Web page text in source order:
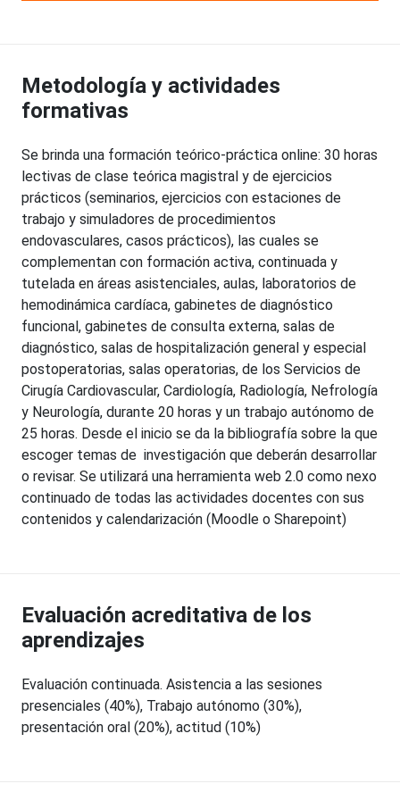
Metodología y actividades
formativas
Se brinda una formación teórico-práctica online: 30 horas
lectivas de clase teórica magistral y de ejercicios
prácticos (seminarios, ejercicios con estaciones de
trabajo y simuladores de procedimientos
endovasculares, casos prácticos), las cuales se
complementan con formación activa, continuada y
tutelada en áreas asistenciales, aulas, laboratorios de
hemodinámica cardíaca, gabinetes de diagnóstico
funcional, gabinetes de consulta externa, salas de
diagnóstico, salas de hospitalización general y especial
postoperatorias, salas operatorias, de los Servicios de
Cirugía Cardiovascular, Cardiología, Radiología, Nefrología
y Neurología, durante 20 horas y un trabajo autónomo de
25 horas. Desde el inicio se da la bibliografía sobre la que
escoger temas de investigación que deberán desarrollar
o revisar. Se utilizará una herramienta web 2.0 como nexo
continuado de todas las actividades docentes con sus
contenidos y calendarización (Moodle o Sharepoint)
Evaluación acreditativa de los
aprendizajes
Evaluación continuada. Asistencia a las sesiones
presenciales (40%), Trabajo autónomo (30%),
presentación oral (20%), actitud (10%)